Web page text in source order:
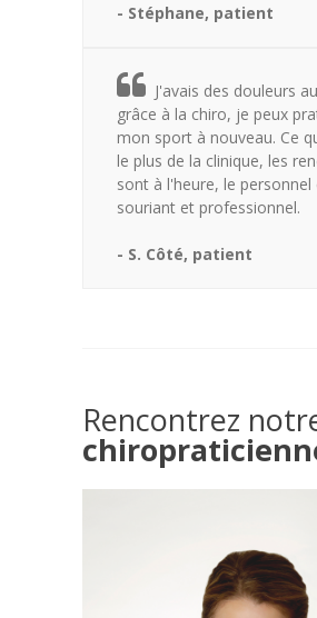
- Stéphane, patient
J'avais des douleurs
grâce à la chiro, je peux
mon sport à nouveau. Ce
le plus de la clinique, les
sont à l'heure, le personnel
souriant et professionnel.
- S. Côté, patient
Rencontrez